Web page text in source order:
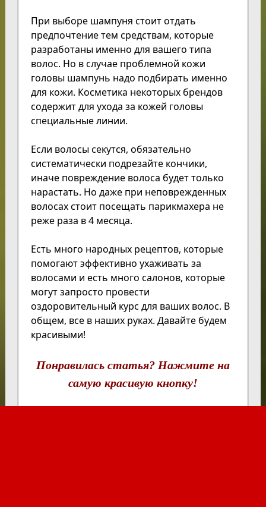
При выборе шампуня стоит отдать
предпочтение тем средствам, которые
разработаны именно для вашего типа
волос. Но в случае проблемной кожи
головы шампунь надо подбирать именно
для кожи. Косметика некоторых брендов
содержит для ухода за кожей головы
специальные линии.
Если волосы секутся, обязательно
систематически подрезайте кончики,
иначе повреждение волоса будет только
нарастать. Но даже при неповрежденных
волосах стоит посещать парикмахера не
реже раза в 4 месяца.
Есть много народных рецептов, которые
помогают эффективно ухаживать за
волосами и есть много салонов, которые
могут запросто провести
оздоровительный курс для ваших волос. В
общем, все в наших руках. Давайте будем
красивыми!
Понравилась статья? Нажмите на
самую красивую кнопку!